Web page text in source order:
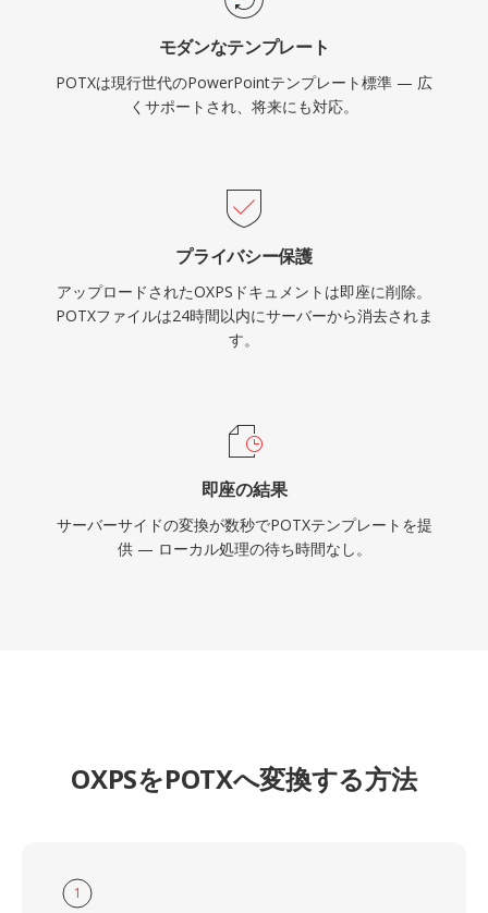
モダンなテンプレート
POTXは現行世代のPowerPointテンプレート標準 — 広
くサポートされ、将来にも対応。
プライバシー保護
アップロードされたOXPSドキュメントは即座に削除。
POTXファイルは24時間以内にサーバーから消去されま
す。
即座の結果
サーバーサイドの変換が数秒でPOTXテンプレートを提
供 — ローカル処理の待ち時間なし。
OXPSをPOTXへ変換する方法
1